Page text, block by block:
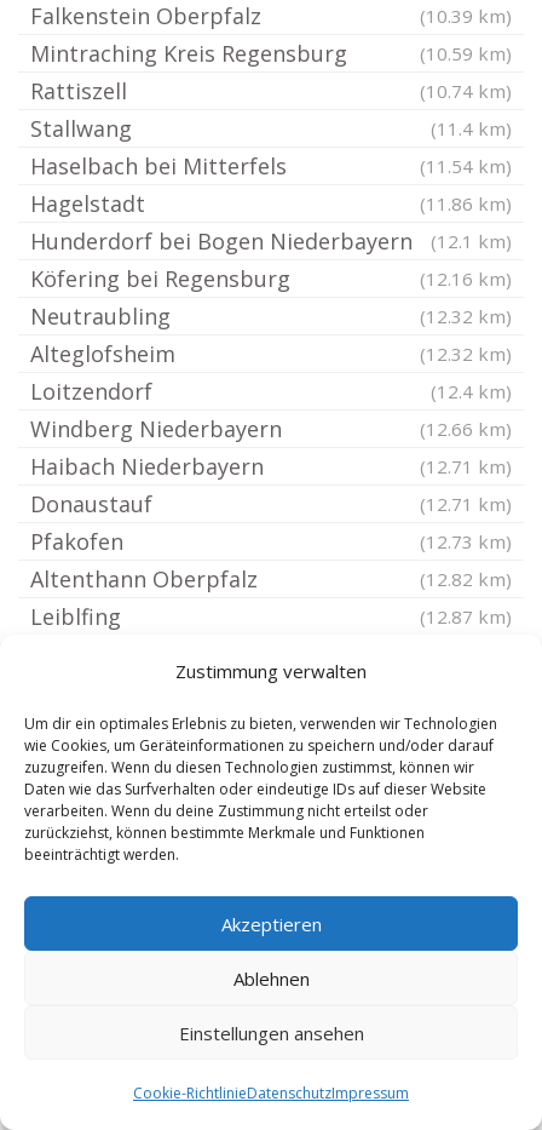
Zustimmung verwalten
Um dir ein optimales Erlebnis zu bieten, verwenden wir Technologien
wie Cookies, um Geräteinformationen zu speichern und/oder darauf
zuzugreifen. Wenn du diesen Technologien zustimmst, können wir
Daten wie das Surfverhalten oder eindeutige IDs auf dieser Website
verarbeiten. Wenn du deine Zustimmung nicht erteilst oder
zurückziehst, können bestimmte Merkmale und Funktionen
beeinträchtigt werden.
Akzeptieren
Ablehnen
Einstellungen ansehen
Cookie-RichtlinieDatenschutzImpressum
Falkenstein Oberpfalz (10.39 km)
Mintraching Kreis Regensburg (10.59 km)
Rattiszell (10.74 km)
Stallwang (11.4 km)
Haselbach bei Mitterfels (11.54 km)
Hagelstadt (11.86 km)
Hunderdorf bei Bogen Niederbayern (12.1 km)
Köfering bei Regensburg (12.16 km)
Neutraubling (12.32 km)
Alteglofsheim (12.32 km)
Loitzendorf (12.4 km)
Windberg Niederbayern (12.66 km)
Haibach Niederbayern (12.71 km)
Donaustauf (12.71 km)
Pfakofen (12.73 km)
Altenthann Oberpfalz (12.82 km)
Leiblfing (12.87 km)
Tegernheim (13.65 km)
Obertraubling (13.66 km)
Neukirchen bei Bogen Niederbayern
Thalmassing Oberpfalz (13.81 km)
Straßkirchen an der Donau
Bernhardswald (14.28 km)
Regensburg Harting
Irlbach an der Donau
Wald Oberpfalz